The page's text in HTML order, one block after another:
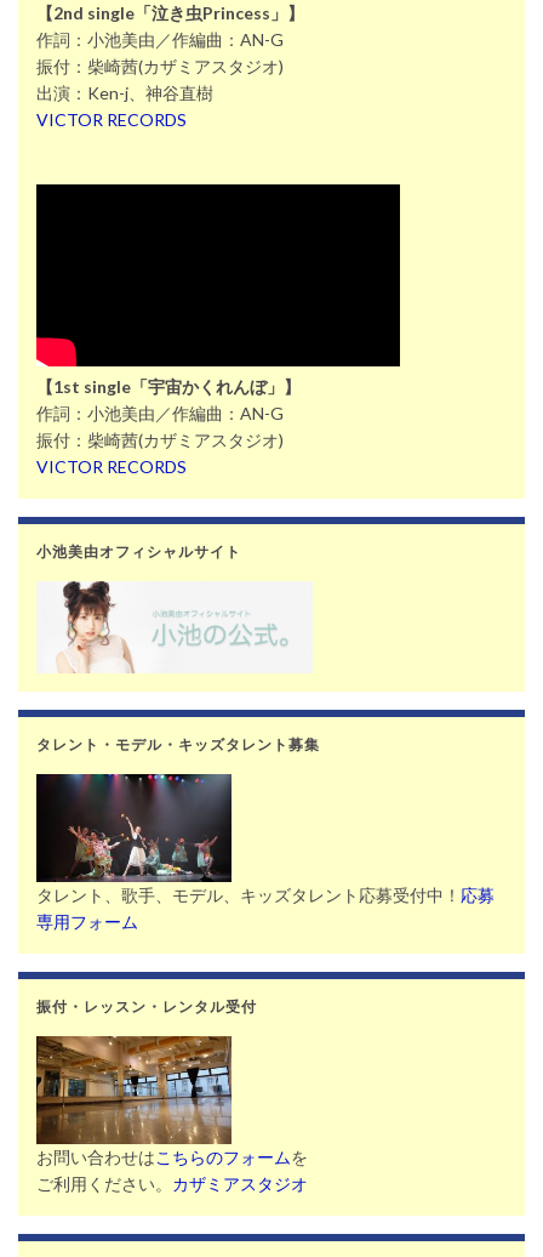
【2nd single「泣き虫Princess」】
作詞：小池美由／作編曲：AN-G
振付：柴崎茜(カザミアスタジオ)
出演：Ken-j、神谷直樹
VICTOR RECORDS
【1st single「宇宙かくれんぼ」】
作詞：小池美由／作編曲：AN-G
振付：柴崎茜(カザミアスタジオ)
VICTOR RECORDS
小池美由オフィシャルサイト
タレント・モデル・キッズタレント募集
タレント、歌手、モデル、キッズタレント応募受付中！ 応募
専用フォーム
振付・レッスン・レンタル受付
お問い合わせはこちらのフォームを
ご利用ください。 カザミアスタジオ